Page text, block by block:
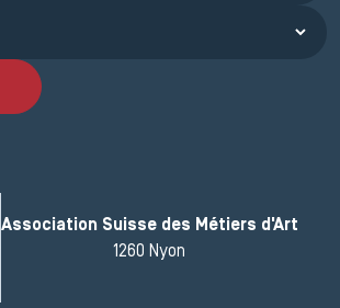
Association Suisse des Métiers d'Art
1260 Nyon